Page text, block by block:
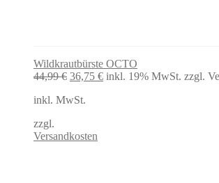
Wildkrautbürste OCTO
44,99€ Ursprünglicher
war:
36,75 €Aktueller
inkl. 19% MwSt. zzgl.
inkl. MwSt.
zzgl.
Versandkosten